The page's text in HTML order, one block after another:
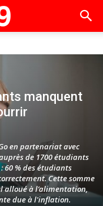
manquent
en partenariat avec
de 1700 étudiants
60 % des étudiants
Cette somme
alloué à l’alimentation,
due à l'inflation.